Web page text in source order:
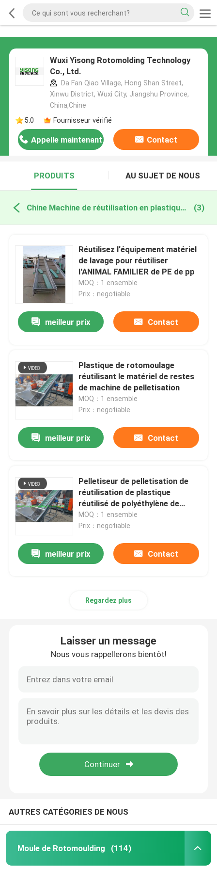
Wuxi Yisong Rotomolding Technology
Co., Ltd.
Da Fan Qiao Village, Hong Shan Street,
Xinwu District, Wuxi City, Jiangshu Province,
China,Chine
5.0
Fournisseur vérifié
Appelle maintenant Contact
PRODUITS AU SUJET DE NOUS
Chine Machine de réutilisation en plastique de pelletisation (3)
Réutilisez l'équipement matériel
de lavage pour réutiliser
l'ANIMAL FAMILIER de PE de pp
MOQ：1 ensemble
Prix：negotiable
meilleur prix Contact
Plastique de rotomoulage
réutilisant le matériel de restes
de machine de pelletisation
MOQ：1 ensemble
Prix：negotiable
meilleur prix Contact
Pelletiseur de pelletisation de
réutilisation de plastique
réutilisé de polyéthylène de
machine de PE de pp
MOQ：1 ensemble
Prix：negotiable
meilleur prix Contact
Regardez plus
Laisser un message
Nous vous rappellerons bientôt!
AUTRES CATÉGORIES DE NOUS
Moule de Rotomoulding (114)